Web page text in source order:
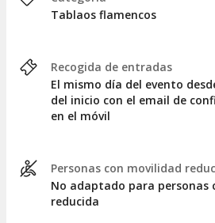
Tablaos flamencos
Recogida de entradas
El mismo día del evento
del inicio con el email de
en el móvil
Personas con movilidad
No adaptado para personas
reducida